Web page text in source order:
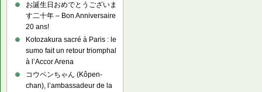
お誕生日おめでとうございま
す二十年 – Bon Anniversaire
20 ans!
Kotozakura sacré à Paris : le
sumo fait un retour triomphal
à l’Accor Arena
コウペンちゃん (Kôpen-
chan), l’ambassadeur de la